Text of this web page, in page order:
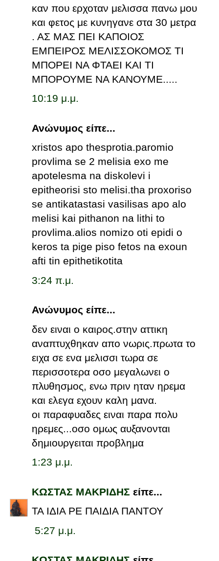
καν που ερχοταν μελισσα πανω μου
και φετος με κυνηγανε στα 30 μετρα
. ΑΣ ΜΑΣ ΠΕΙ ΚΑΠΟΙΟΣ
ΕΜΠΕΙΡΟΣ ΜΕΛΙΣΣΟΚΟΜΟΣ ΤΙ
ΜΠΟΡΕΙ ΝΑ ΦΤΑΕΙ ΚΑΙ ΤΙ
ΜΠΟΡΟΥΜΕ ΝΑ ΚΑΝΟΥΜΕ.....
10:19 μ.μ.
Ανώνυμος είπε...
xristos apo thesprotia.paromio
provlima se 2 melisia exo me
apotelesma na diskolevi i
epitheorisi sto melisi.tha proxoriso
se antikatastasi vasilisas apo alo
melisi kai pithanon na lithi to
provlima.alios nomizo oti epidi o
keros ta pige piso fetos na exoun
afti tin epithetikotita
3:24 π.μ.
Ανώνυμος είπε...
δεν ειναι ο καιρος.στην αττικη
αναπτυχθηκαν απο νωρις.πρωτα το
ειχα σε ενα μελισσι τωρα σε
περισσοτερα οσο μεγαλωνει ο
πλυθησμος, ενω πριν ηταν ηρεμα
και ελεγα εχουν καλη μανα.
οι παραφυαδες ειναι παρα πολυ
ηρεμες...οσο ομως αυξανονται
δημιουργειται προβλημα
1:23 μ.μ.
ΚΩΣΤΑΣ ΜΑΚΡΙΔΗΣ είπε...
ΤΑ ΙΔΙΑ ΡΕ ΠΑΙΔΙΑ ΠΑΝΤΟΥ
5:27 μ.μ.